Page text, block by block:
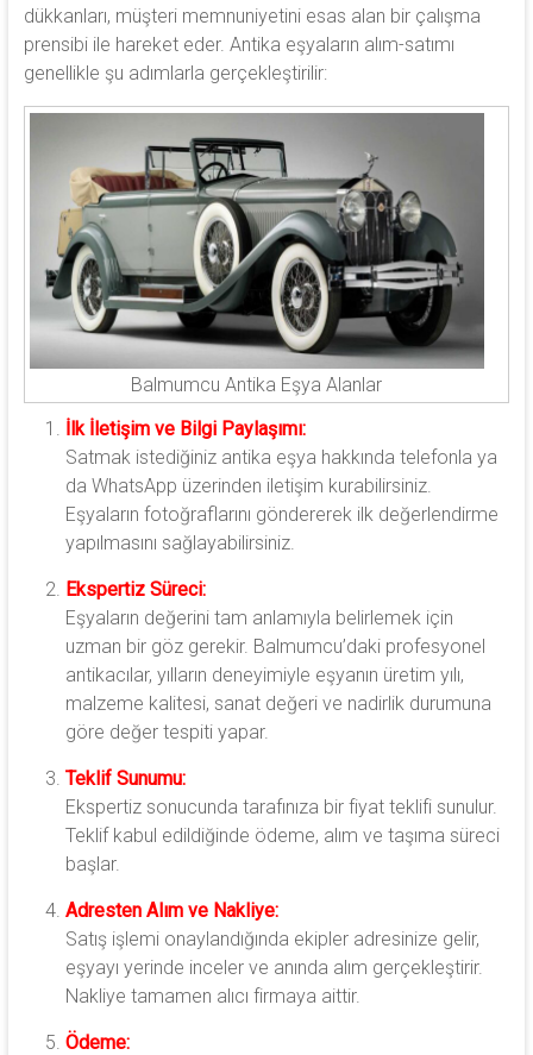
dükkanları, müşteri memnuniyetini esas alan bir çalışma
prensibi ile hareket eder. Antika eşyaların alım-satımı
genellikle şu adımlarla gerçekleştirilir:
Balmumcu Antika Eşya Alanlar
İlk İletişim ve Bilgi Paylaşımı:
Satmak istediğiniz antika eşya hakkında telefonla ya
da WhatsApp üzerinden iletişim kurabilirsiniz.
Eşyaların fotoğraflarını göndererek ilk değerlendirme
yapılmasını sağlayabilirsiniz.
Ekspertiz Süreci:
Eşyaların değerini tam anlamıyla belirlemek için
uzman bir göz gerekir. Balmumcu’daki profesyonel
antikacılar, yılların deneyimiyle eşyanın üretim yılı,
malzeme kalitesi, sanat değeri ve nadirlik durumuna
göre değer tespiti yapar.
Teklif Sunumu:
Ekspertiz sonucunda tarafınıza bir fiyat teklifi sunulur.
Teklif kabul edildiğinde ödeme, alım ve taşıma süreci
başlar.
Adresten Alım ve Nakliye:
Satış işlemi onaylandığında ekipler adresinize gelir,
eşyayı yerinde inceler ve anında alım gerçekleştirir.
Nakliye tamamen alıcı firmaya aittir.
Ödeme: